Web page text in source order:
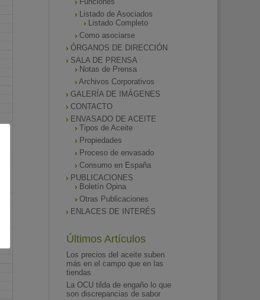
Listado de Asociados
Listado Completo
Como asociarse
ÓRGANOS DE DIRECCIÓN
SALA DE PRENSA
Notas de Prensa
Archivos Corporativos
GALERÍA DE IMÁGENES
CONTACTO
ENVASADO DE ACEITE
Tipos de Aceite
Propiedades
Proceso de envasado
Consumo en España
PUBLICACIONES
Boletín Opina
Otras Publicaciones
ENLACES DE INTERÉS
Últimos Artículos
Los precios del aceite suben
más en el campo que en las
tiendas
La OCU tilda de engaño lo que
son discrepancias de sabor